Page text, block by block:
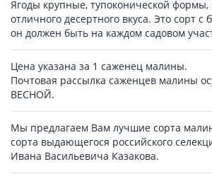
Ягоды крупные, тупоконической формы,
отличного десертного вкуса. Это сорт
он должен быть на каждом садовом
Цена указана за 1 саженец малины.
Почтовая рассылка саженцев малины
ВЕСНОЙ.
Мы предлагаем Вам лучшие сорта
сорта выдающегося российского
Ивана Васильевича Казакова.